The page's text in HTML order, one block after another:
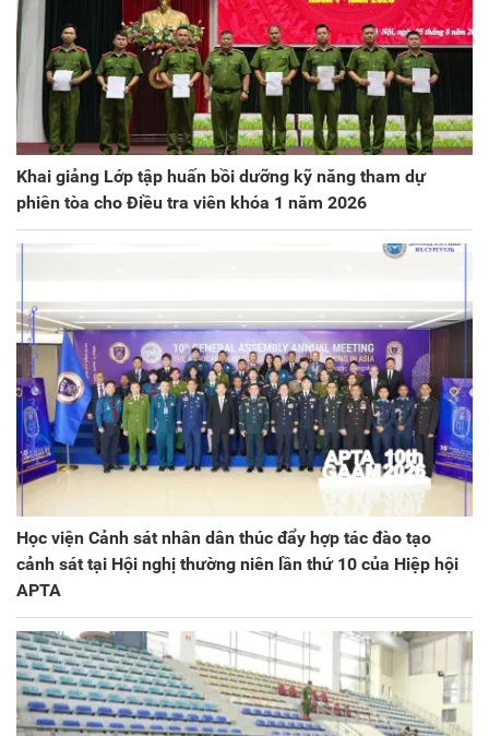
Khai giảng Lớp tập huấn bồi dưỡng kỹ năng tham dự
phiên tòa cho Điều tra viên khóa 1 năm 2026
Học viện Cảnh sát nhân dân thúc đẩy hợp tác đào tạo
cảnh sát tại Hội nghị thường niên lần thứ 10 của Hiệp hội
APTA